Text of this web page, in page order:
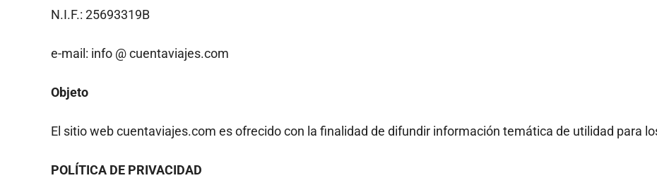
N.I.F.: 25693319B
e-mail: info @ cuentaviajes.com
Objeto
El sitio web cuentaviajes.com es ofrecido con la finalidad de difundir información temática de utilidad para
POLÍTICA DE PRIVACIDAD